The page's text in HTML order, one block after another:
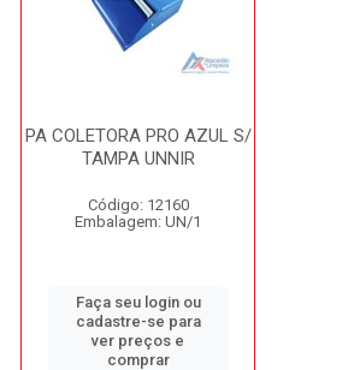
PA COLETORA PRO AZUL S/
TAMPA UNNIR
Código: 12160
Embalagem: UN/1
Faça seu login ou
cadastre-se para
ver preços e
comprar